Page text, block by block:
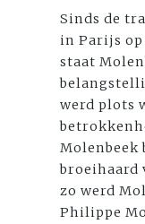
Sinds de
in Parijs op
staat
werd plots
Molenbeek
broeihaard
zo werd
Philippe